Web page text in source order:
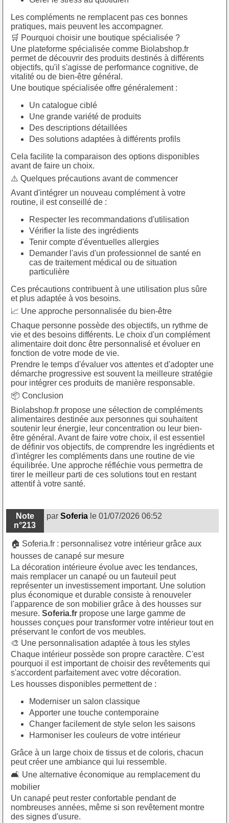
Les compléments ne remplacent pas ces bonnes
pratiques, mais peuvent les accompagner.
🛒 Pourquoi choisir une boutique spécialisée ?
Une plateforme spécialisée comme Biolabshop.fr
permet de découvrir des produits destinés à différents
objectifs, qu'il s'agisse de performance cognitive, de
vitalité ou de bien-être général.
Une boutique spécialisée offre généralement :
Un catalogue ciblé
Une grande variété de produits
Des descriptions détaillées
Des solutions adaptées à différents profils
Cela facilite la comparaison des options disponibles
avant de faire un choix.
⚠️ Quelques précautions avant de commencer
Avant d'intégrer un nouveau complément à votre
routine, il est conseillé de :
Respecter les recommandations d'utilisation
Vérifier la liste des ingrédients
Tenir compte d'éventuelles allergies
Demander l'avis d'un professionnel de santé en
cas de traitement médical ou de situation
particulière
Ces précautions contribuent à une utilisation plus sûre
et plus adaptée à vos besoins.
📈 Une approche personnalisée du bien-être
Chaque personne possède des objectifs, un rythme de
vie et des besoins différents. Le choix d'un complément
alimentaire doit donc être personnalisé et évoluer en
fonction de votre mode de vie.
Prendre le temps d'évaluer vos attentes et d'adopter une
démarche progressive est souvent la meilleure stratégie
pour intégrer ces produits de manière responsable.
📦 Conclusion
Biolabshop.fr propose une sélection de compléments
alimentaires destinée aux personnes qui souhaitent
soutenir leur énergie, leur concentration ou leur bien-
être général. Avant de faire votre choix, il est essentiel
de définir vos objectifs, de comprendre les ingrédients et
d'intégrer les compléments dans une routine de vie
équilibrée. Une approche réfléchie vous permettra de
tirer le meilleur parti de ces solutions tout en restant
attentif à votre santé.
Note
n°213
par Soferia le 01/07/2026 06:52
🏠 Soferia.fr : personnalisez votre intérieur grâce aux
housses de canapé sur mesure
La décoration intérieure évolue avec les tendances,
mais remplacer un canapé ou un fauteuil peut
représenter un investissement important. Une solution
plus économique et durable consiste à renouveler
l'apparence de son mobilier grâce à des housses sur
mesure. Soferia.frpropose une large gamme de
housses conçues pour transformer votre intérieur tout en
préservant le confort de vos meubles.
🎨 Une personnalisation adaptée à tous les styles
Chaque intérieur possède son propre caractère. C'est
pourquoi il est important de choisir des revêtements qui
s'accordent parfaitement avec votre décoration.
Les housses disponibles permettent de :
Moderniser un salon classique
Apporter une touche contemporaine
Changer facilement de style selon les saisons
Harmoniser les couleurs de votre intérieur
Grâce à un large choix de tissus et de coloris, chacun
peut créer une ambiance qui lui ressemble.
🛋️ Une alternative économique au remplacement du
mobilier
Un canapé peut rester confortable pendant de
nombreuses années, même si son revêtement montre
des signes d'usure.